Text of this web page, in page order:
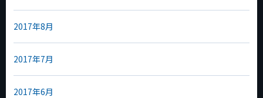
2017年8月
2017年7月
2017年6月